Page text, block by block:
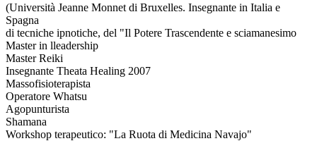
(Università Jeanne Monnet di Bruxelles. Insegnante in Italia e
Spagna
di tecniche ipnotiche, del "Il Potere Trascendente e sciamanesimo
Master in lleadership
Master Reiki
Insegnante Theata Healing 2007
Massofisioterapista
Operatore Whatsu
Agopunturista
Shamana
Workshop terapeutico: "La Ruota di Medicina Navajo"